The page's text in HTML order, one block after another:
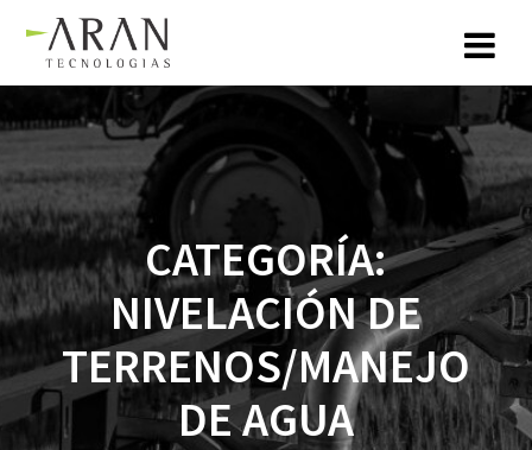
CATEGORÍA:
NIVELACIÓN DE
TERRENOS/MANEJO
DE AGUA